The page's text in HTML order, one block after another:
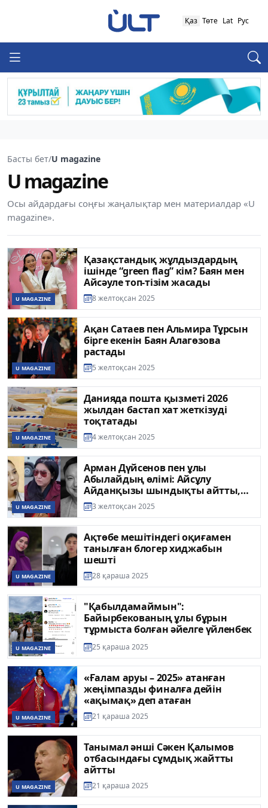
Қаз Төте Lat Рус
Басты бет/U magazine
U magazine
Осы айдардағы соңғы жаңалықтар мен материалдар «U
magazine».
U MAGAZINE
Қазақстандық жұлдыздардың
ішінде “green flag” кім? Баян мен
Айсәуле топ-тізім жасады
8 желтоқсан 2025
U MAGAZINE
Ақан Сатаев пен Альмира Тұрсын
бірге екенін Баян Алагөзова
растады
5 желтоқсан 2025
U MAGAZINE
Данияда пошта қызметі 2026
жылдан бастап хат жеткізуді
тоқтатады
4 желтоқсан 2025
U MAGAZINE
Арман Дүйсенов пен ұлы
Абылайдың өлімі: Айсұлу
Айданқызы шындықты айтты,
Индира Елемес те үнсіз қалмады
3 желтоқсан 2025
U MAGAZINE
Ақтөбе мешітіндегі оқиғамен
танылған блогер хиджабын
шешті
28 қараша 2025
U MAGAZINE
"Қабылдамаймын":
Байырбекованың ұлы бұрын
тұрмыста болған әйелге үйленбек
25 қараша 2025
U MAGAZINE
«Ғалам аруы – 2025» атанған
жеңімпазды финалға дейін
«ақымақ» деп атаған
21 қараша 2025
U MAGAZINE
Танымал әнші Сәкен Қалымов
отбасындағы сұмдық жайтты
айтты
21 қараша 2025